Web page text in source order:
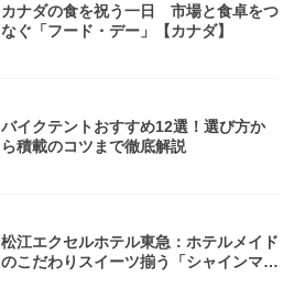
カナダの食を祝う一日 市場と食卓をつ
なぐ「フード・デー」【カナダ】
バイクテントおすすめ12選！選び方か
ら積載のコツまで徹底解説
松江エクセルホテル東急：ホテルメイド
のこだわりスイーツ揃う「シャインマス